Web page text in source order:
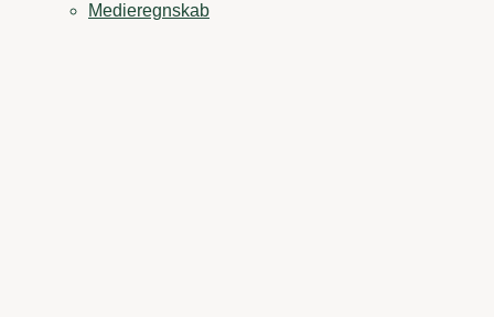
Medieregnskab